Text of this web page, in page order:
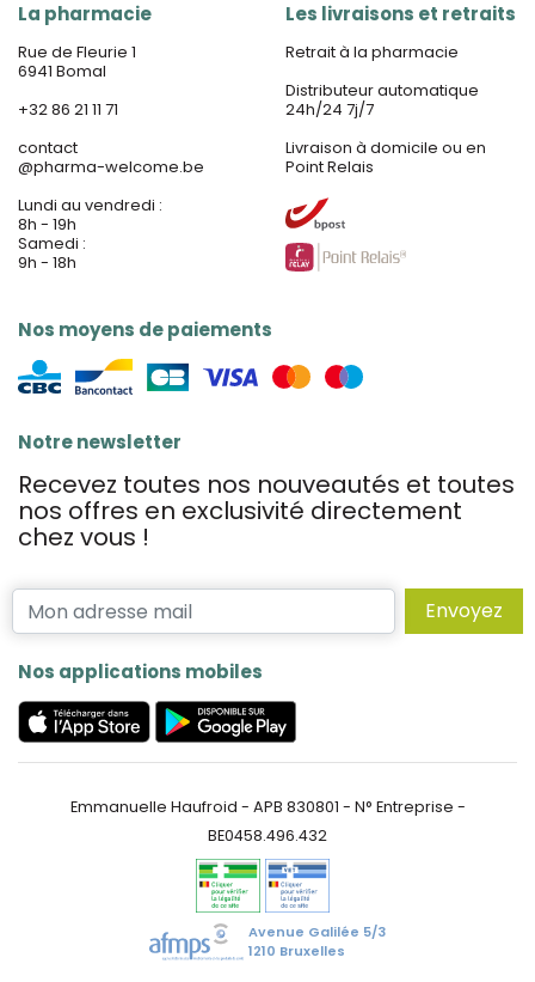
La pharmacie
Rue de Fleurie 1
6941 Bomal
+32 86 21 11 71
contact
@pharma-welcome.be
Lundi au vendredi :
8h - 19h
Samedi :
9h - 18h
Nos moyens de paiements
Les livraisons et retraits
Retrait à la pharmacie
Distributeur automatique
24h/24 7j/7
Livraison à domicile ou en
Point Relais
Notre newsletter
Recevez toutes nos nouveautés et toutes
nos offres en exclusivité directement
chez vous !
Envoyez
Nos applications mobiles
Emmanuelle Haufroid - APB 830801 - N° Entreprise -
BE0458.496.432
Avenue Galilée 5/3
1210 Bruxelles